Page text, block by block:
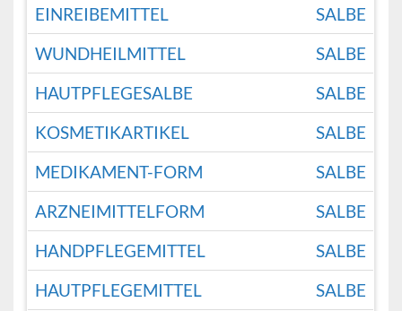
EINREIBEMITTEL
SALBE
WUNDHEILMITTEL
SALBE
HAUTPFLEGESALBE
SALBE
KOSMETIKARTIKEL
SALBE
MEDIKAMENT-FORM
SALBE
ARZNEIMITTELFORM
SALBE
HANDPFLEGEMITTEL
SALBE
HAUTPFLEGEMITTEL
SALBE